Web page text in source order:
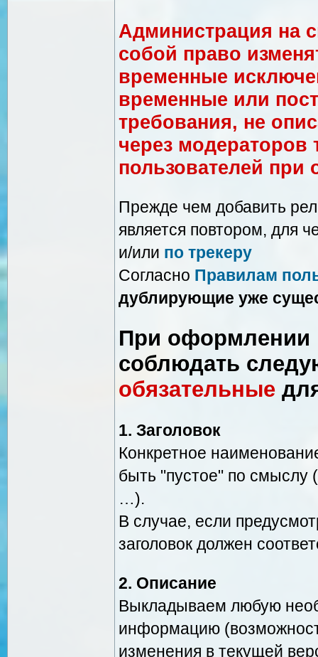
Администрация на
собой право
временные
временные или
требования, не
через модераторов
пользователей
Прежде чем добавить
является повтором, для
и/или по трекеру
Согласно Правилам
дублирующие уже
При оформлении
соблюдать
обязательные
1. Заголовок
Конкретное
быть "пустое" по смыслу
…).
В случае, если
заголовок должен
2. Описание
Выкладываем любую
информацию
изменения в текущей